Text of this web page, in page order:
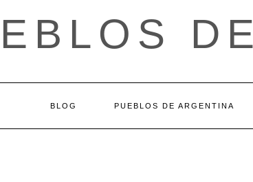
BLOG PUEBLOS DE ARGENTINA